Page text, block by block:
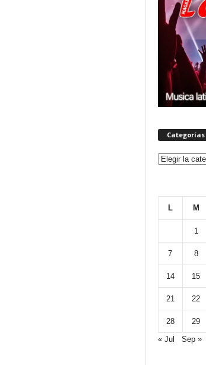
Categorías
Categorías
L M
1
7 8
14 15
21 22
28 29
« Jul
Sep »